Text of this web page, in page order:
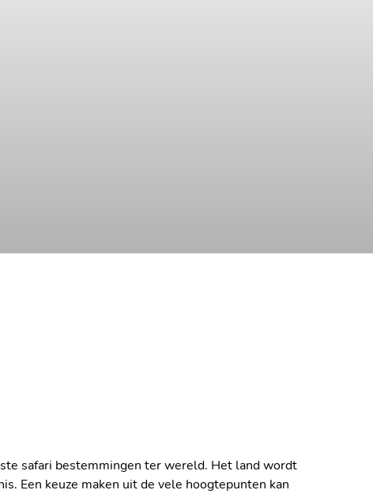
safari bestemmingen ter wereld. Het land wordt
Een keuze maken uit de vele hoogtepunten kan